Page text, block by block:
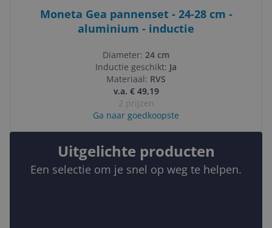
Moneta Gea pannenset - 24-28 cm -
aluminium - inductie
Diameter: 24 cm
Inductie geschikt: Ja
Materiaal: RVS
v.a. € 49,19
2 prijzen
Ga naar goedkoopste
Uitgelichte producten
Een selectie om je snel op weg te helpen.